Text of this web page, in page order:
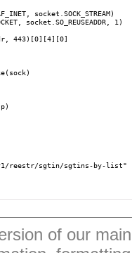
socket SOCK_STREAM)
socket SO_REUSEADDR 1 )
443)[0][4][0]
(sock)
)
reestr/sgtin/sgtins-by-list"
of our